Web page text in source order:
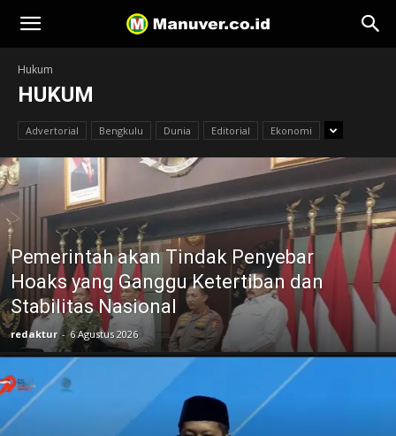
Manuver
Hukum
HUKUM
Advertorial Bengkulu Dunia Editorial Ekonomi
Pemerintah akan Tindak Penyebar
Hoaks yang Ganggu Ketertiban dan
Stabilitas Nasional
redaktur - 6 Agustus 2026